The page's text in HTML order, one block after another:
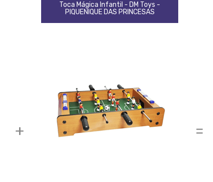
Toca Mágica Infantil - DM Toys -
PIQUENIQUE DAS PRINCESAS
+ =